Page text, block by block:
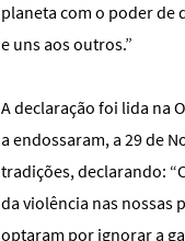
planeta com o poder de
e uns aos outros.”
A declaração foi lida na
a endossaram, a 29 de
tradições, declarando:
da violência nas nossas
optaram por ignorar a